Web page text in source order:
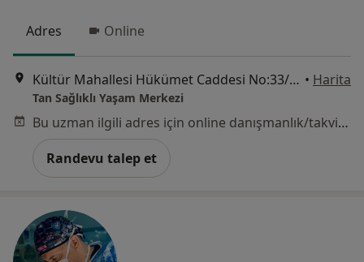
Adres Online
Kültür Mahallesi Hükümet Caddesi No:33/11 İzmir, Aliağa • Harita
Tan Sağlıklı Yaşam Merkezi
Bu uzman ilgili adres için online danışmanlık/takvim sunmuyor.
Randevu talep et